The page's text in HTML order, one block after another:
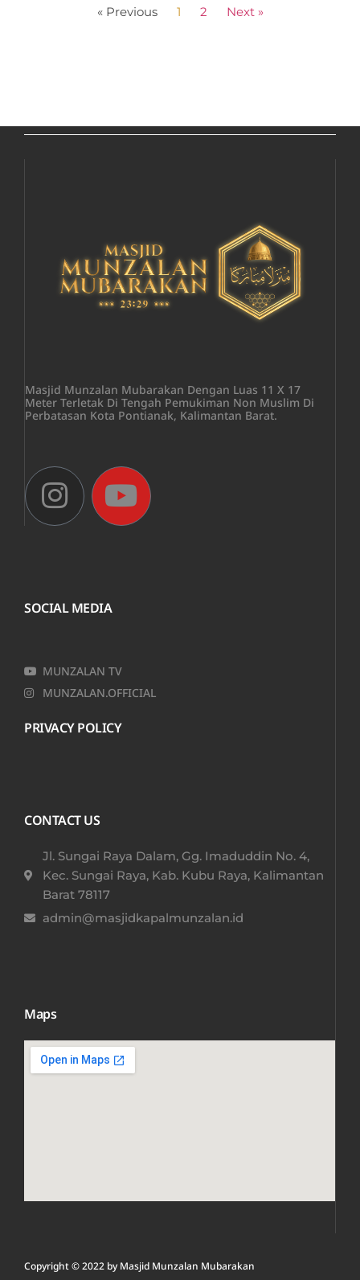
« Previous 1 2 Next »
Masjid Munzalan Mubarakan Dengan Luas 11 X 17
Meter Terletak Di Tengah Pemukiman Non Muslim Di
Perbatasan Kota Pontianak, Kalimantan Barat.
SOCIAL MEDIA
MUNZALAN TV
MUNZALAN.OFFICIAL
PRIVACY POLICY
CONTACT US
Jl. Sungai Raya Dalam, Gg. Imaduddin No. 4,
Kec. Sungai Raya, Kab. Kubu Raya, Kalimantan
Barat 78117​
admin@masjidkapalmunzalan.id
Maps
Copyright © 2022 byMasjid Munzalan Mubarakan